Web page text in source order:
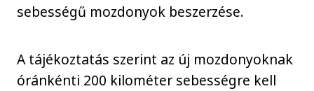
sebességű mozdonyok beszerzése.
A tájékoztatás szerint az új mozdonyoknak
óránkénti 200 kilométer sebességre kell